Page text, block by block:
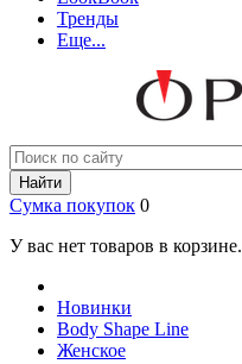
Тренды
Еще...
Найти
Сумка покупок 0
У вас нет товаров в корзине.
Новинки
Body Shape Line
Женское